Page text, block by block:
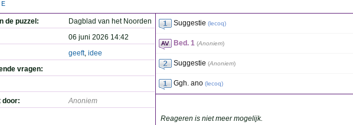
de puzzel:
Dagblad van het Noorden
06 juni 2026 14:42
geeft, idee
vragen:
door: Anoniem
Suggestie (lecoq)
Bed. 1 (Anoniem)
Suggestie (Anoniem)
Ggh. ano (lecoq)
Reageren is niet meer mogelijk.